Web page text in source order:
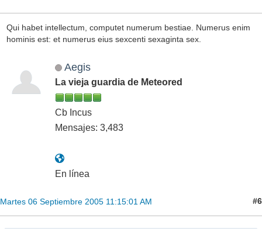
Qui habet intellectum, computet numerum bestiae. Numerus enim
hominis est: et numerus eius sexcenti sexaginta sex.
Aegis
La vieja guardia de Meteored
Cb Incus
Mensajes: 3,483
En línea
Martes 06 Septiembre 2005 11:15:01 AM #6